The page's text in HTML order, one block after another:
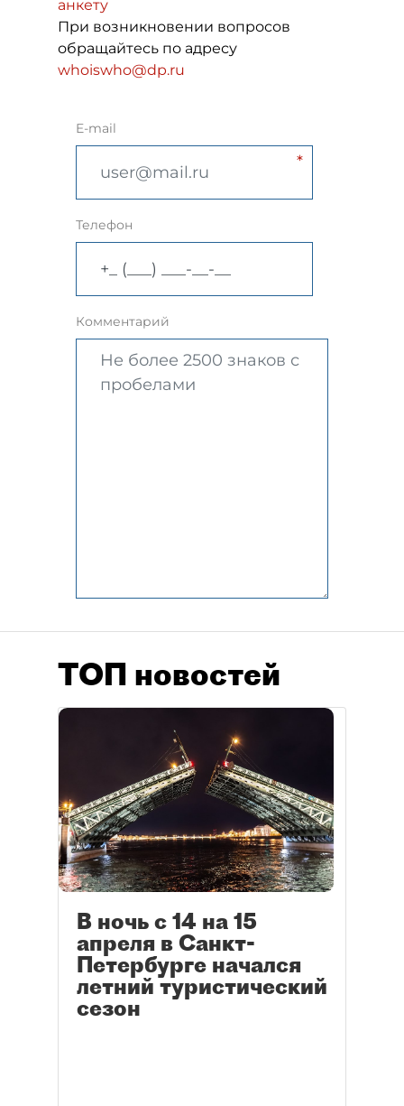
анкету
При возникновении вопросов
обращайтесь по адресу
whoiswho@dp.ru
E-mail
Телефон
Комментарий
ТОП новостей
В ночь с 14 на 15
апреля в Санкт-
Петербурге начался
летний туристический
сезон